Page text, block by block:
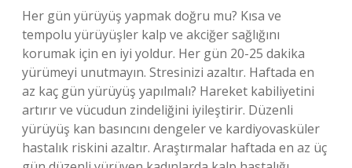
Her gün yürüyüş yapmak doğru mu? Kısa ve
tempolu yürüyüşler kalp ve akciğer sağlığını
korumak için en iyi yoldur. Her gün 20-25 dakika
yürümeyi unutmayın. Stresinizi azaltır. Haftada en
az kaç gün yürüyüş yapılmalı? Hareket kabiliyetini
artırır ve vücudun zindeliğini iyileştirir. Düzenli
yürüyüş kan basıncını dengeler ve kardiyovasküler
hastalık riskini azaltır. Araştırmalar haftada en az üç